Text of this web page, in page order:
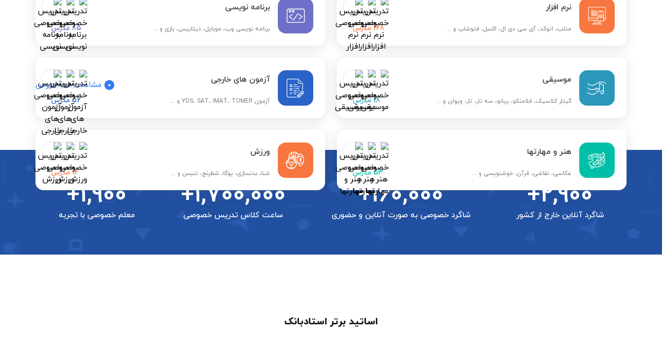
نرم افزار
متلب، اتوکد، آی سی دی ال، اکسل، فتوشاپ و ... 128 مدرس
برنامه نویسی
برنامه نویسی وب، موبایل، دیتابیس، بازی و ... 85 مدرس
موسیقی
گیتار کلاسیک، فلامنکو، پیانو، سه تار، تار، ویولن و ... 18 مدرس
آزمون های خارجی
آزمون YOS، SAT، IMAT، TOMER و ... 52 مدرس
هنر و مهارتها
عکاسی، نقاشی، قرآن، خوشنویسی و ... 53 مدرس
ورزش
شنا، بدنسازی، یوگا، شطرنج، تنیس و ... 14 مدرس
مشاهده همه دروس
+2,900
شاگرد آنلاین خارج از کشور
+160,000
شاگرد خصوصی به صورت آنلاین و حضوری
+1,700,000
ساعت کلاس تدریس خصوصی
+1,900
معلم خصوصی با تجربه
اساتید برتر استادبانک